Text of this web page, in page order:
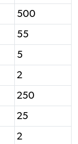
500
55
5
2
250
25
2